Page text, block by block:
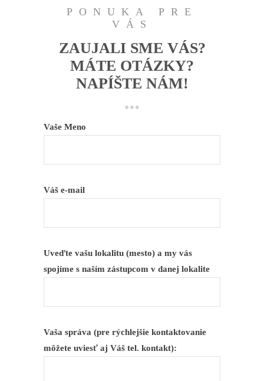
PONUKA PRE
VÁS
ZAUJALI SME VÁS?
MÁTE OTÁZKY?
NAPÍŠTE NÁM!
Vaše Meno
Váš e-mail
Uveďte vašu lokalitu (mesto) a my vás
spojíme s naším zástupcom v danej lokalite
Vaša správa (pre rýchlejšie kontaktovanie
môžete uviesť aj Váš tel. kontakt):